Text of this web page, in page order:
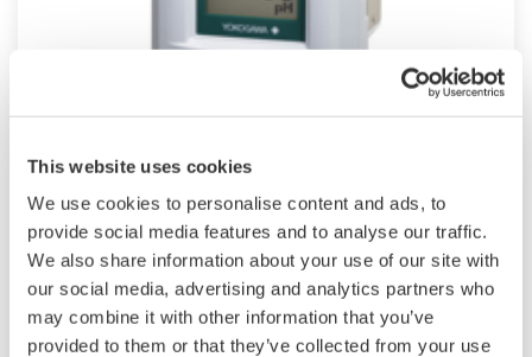
This website uses cookies
We use cookies to personalise content and ads, to
provide social media features and to analyse our traffic.
We also share information about your use of our site with
our social media, advertising and analytics partners who
may combine it with other information that you’ve
provided to them or that they’ve collected from your use
2-Leiter-Analysator FLXA202/21
Die Analysatoren der FLEXA-Serie werden für
kontinuierliche Online-Messungen in
industriellen Anlagen verwendet. Mit der
Option für die Ein- oder Zwei-Sensor-Messung
sind sie die flexibelsten 2-Leiter-Analysegeräte